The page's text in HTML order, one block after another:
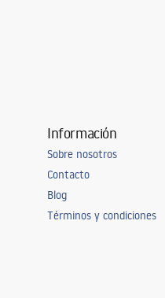
Información
Sobre nosotros
Contacto
Blog
Términos y condiciones